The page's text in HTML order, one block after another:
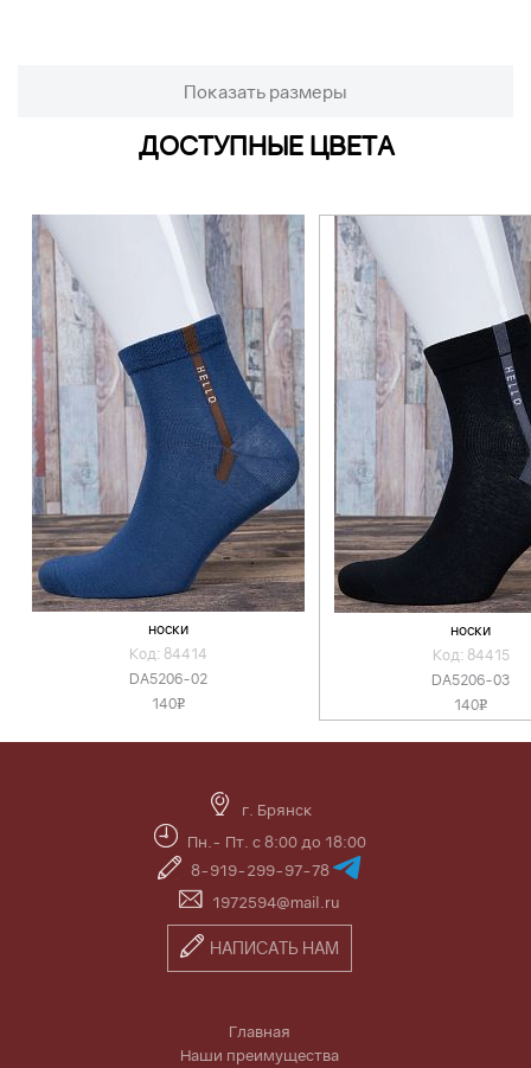
Показать размеры
ДОСТУПНЫЕ ЦВЕТА
носки
Код: 84414
DA5206-02
140v
носки
Код: 84415
DA5206-03
140v
г. Брянск
Пн.- Пт. с 8:00 до 18:00
8-919-299-97-78
1972594@mail.ru
НАПИСАТЬ НАМ
Главная
Наши преимущества